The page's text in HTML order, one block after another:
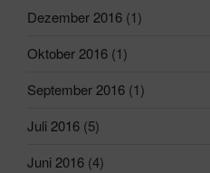
Dezember 2016 (1)
Oktober 2016 (1)
September 2016 (1)
Juli 2016 (5)
Juni 2016 (4)